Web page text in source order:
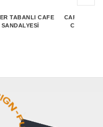
TABANLI CAFE
SANDALYESI
CAFE
CAFE